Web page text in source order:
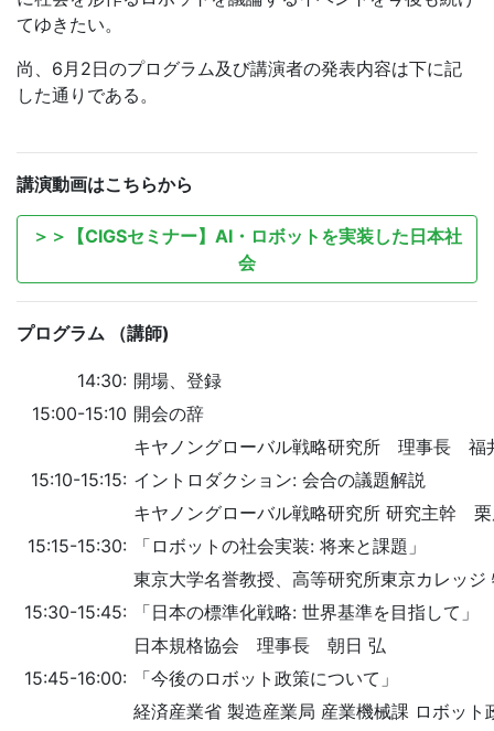
てゆきたい。
尚、6月2日のプログラム及び講演者の発表内容は下に記
した通りである。
講演動画はこちらから
＞＞【CIGSセミナー】AI・ロボットを実装した日本社
会
プログラム （講師)
14:30: 開場、登録
15:00-15:10 開会の辞
キヤノングローバル戦略研究所 理事長 福
15:10-15:15: イントロダクション: 会合の議題解説
キヤノングローバル戦略研究所 研究主幹
15:15-15:30:
「ロボットの社会実装: 将来と課題」
東京大学名誉教授、高等研究所東京カレッ
15:30-15:45:
「日本の標準化戦略: 世界基準を目指して」
日本規格協会 理事長 朝日 弘
15:45-16:00:
「今後のロボット政策について」
経済産業省 製造産業局 産業機械課 ロボット